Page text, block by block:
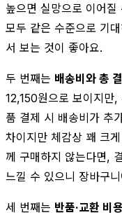
높으면 실망으로 이어
모두 같은 수준으로 기
서 보는 것이 좋아요.
두 번째는 배송비와 총
12,150원으로 보이지만
품 결제 시 배송비가 추
차이지만 체감상 꽤 크
께 구매하지 않는다면,
느낄 수 있으니 장바구
세 번째는 반품·교환 비